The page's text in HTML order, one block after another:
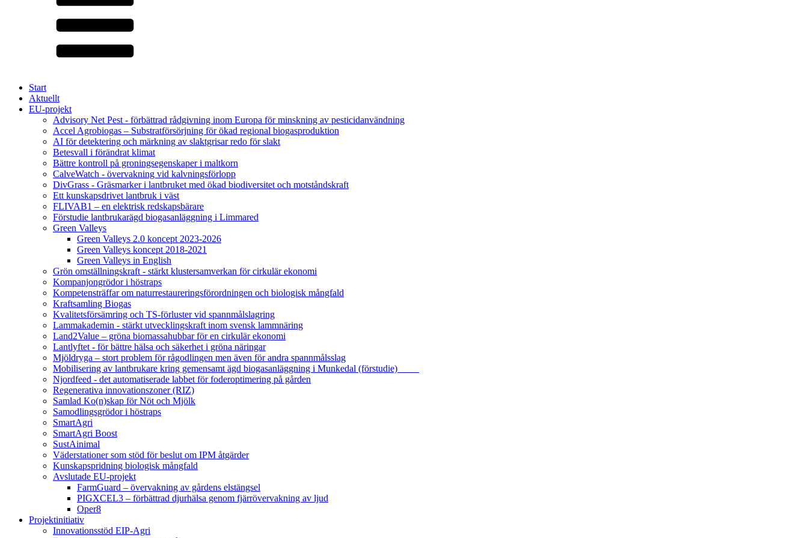
Start
Aktuellt
EU-projekt
Advisory Net Pest - förbättrad rådgivning inom Europa för minskning av pesticidanvändning
Accel Agrobiogas – Substratförsörjning för ökad regional biogasproduktion
AI för detektering och märkning av slaktgrisar redo för slakt
Betesvall i förändrat klimat
Bättre kontroll på groningsegenskaper i maltkorn
CalveWatch - övervakning vid kalvningsförlopp
DivGrass - Gräsmarker i lantbruket med ökad biodiversitet och motståndskraft
Ett kunskapsdrivet lantbruk i väst
FLIVAB1 – en elektrisk redskapsbärare
Förstudie lantbrukarägd biogasanläggning i Limmared
Green Valleys
Green Valleys 2.0 koncept 2023-2026
Green Valleys koncept 2018-2021
Green Valleys in English
Grön omställningskraft - stärkt klustersamverkan för cirkulär ekonomi
Kompanjongrödor i höstraps
Kompetensträffar om naturrestaureringsförordningen och biologisk mångfald
Kraftsamling Biogas
Kvalitetsförsämring och TS-förluster vid spannmålslagring
Lammakademin - stärkt utvecklingskraft inom svensk lammnäring
Land2Value – gröna biomassahubbar för en cirkulär ekonomi
Lantlyftet - för bättre hälsa och säkerhet i gröna näringar
Mjöldryga – stort problem för rågodlingen men även för andra spannmålsslag
Mobilisering av lantbrukare kring gemensamt ägd biogasanläggning i Munkedal (förstudie)
Njordfeed - det automatiserade labbet för foderoptimering på gården
Regenerativa innovationszoner (RIZ)
Samlad Ko(n)skap för Nöt och Mjölk
Samodlingsgrödor i höstraps
SmartAgri
SmartAgri Boost
SustAinimal
Väderstationer som stöd för beslut om IPM åtgärder
Kunskapspridning biologisk mångfald
Avslutade EU-projekt
FarmGuard – övervakning av gårdens elstängsel
PIGXCEL3 – förbättrad djurhälsa genom fjärrövervakning av ljud
Oper8
Projektinitiativ
Innovationsstöd EIP-Agri